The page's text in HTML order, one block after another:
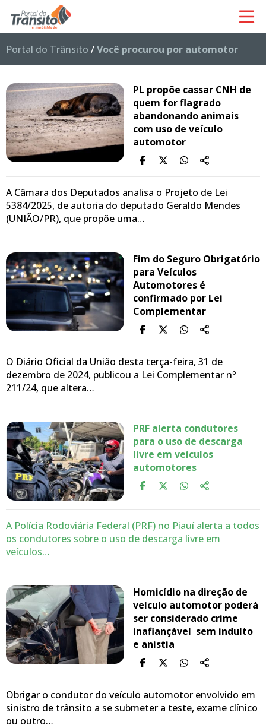
Portal do Trânsito /Você procurou por automotor
PL propõe cassar CNH de
quem for flagrado
abandonando animais
com uso de veículo
automotor
A Câmara dos Deputados analisa o Projeto de Lei
5384/2025, de autoria do deputado Geraldo Mendes
(UNIÃO/PR), que propõe uma…
Fim do Seguro Obrigatório
para Veículos
Automotores é
confirmado por Lei
Complementar
O Diário Oficial da União desta terça-feira, 31 de
dezembro de 2024, publicou a Lei Complementar nº
211/24, que altera…
PRF alerta condutores
para o uso de descarga
livre em veículos
automotores
A Polícia Rodoviária Federal (PRF) no Piauí alerta a todos
os condutores sobre o uso de descarga livre em
veículos…
Homicídio na direção de
veículo automotor poderá
ser considerado crime
inafiançável sem indulto
e anistia
Obrigar o condutor do veículo automotor envolvido em
sinistro de trânsito a se submeter a teste, exame clínico
ou outro…